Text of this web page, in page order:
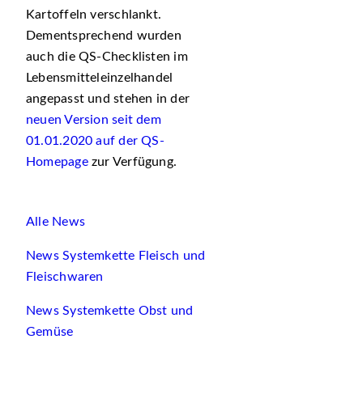
Kartoffeln verschlankt.
Dementsprechend wurden
auch die QS-Checklisten im
Lebensmitteleinzelhandel
angepasst und stehen in der
neuen Version seit dem
01.01.2020 auf der QS-
Homepagezur Verfügung.
Alle News
News Systemkette Fleisch und
Fleischwaren
News Systemkette Obst und
Gemüse